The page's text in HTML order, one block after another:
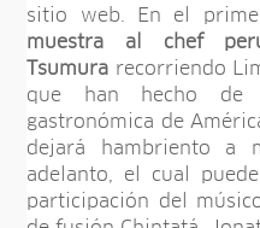
sitio web. En el
muestra al chef
Tsumura recorriendo
que han hecho de
gastronómica de
dejará hambriento a
adelanto, el cual
participación del